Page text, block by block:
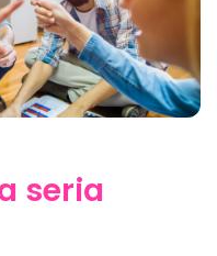
seria